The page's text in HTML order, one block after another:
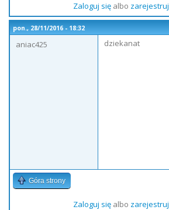
Zaloguj sięalbo zarejestruj
pon., 28/11/2016 - 18:32
aniac425
dziekanat
Góra strony
Zaloguj sięalbo zarejestruj